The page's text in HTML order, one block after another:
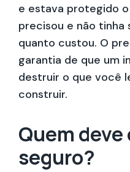
e estava protegido
precisou e não
quanto custou. O
garantia de que um
destruir o que você
construir.
Quem
seguro?